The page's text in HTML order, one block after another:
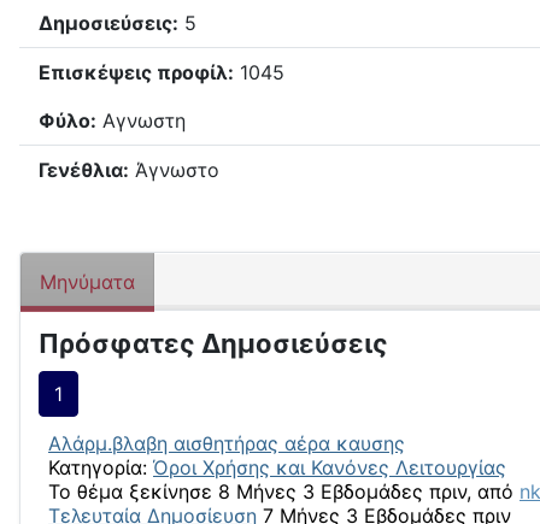
Δημοσιεύσεις: 5
Επισκέψεις προφίλ: 1045
Φύλο: Αγνωστη
Γενέθλια: Άγνωστο
Μηνύματα
Πρόσφατες Δημοσιεύσεις
1
Αλάρμ.βλαβη αισθητήρας αέρα καυσης
Κατηγορία: Όροι Χρήσης και Κανόνες Λειτουργίας
Το θέμα ξεκίνησε 8 Μήνες 3 Εβδομάδες πριν, από
Τελευταία Δημοσίευση 7 Μήνες 3 Εβδομάδες πριν